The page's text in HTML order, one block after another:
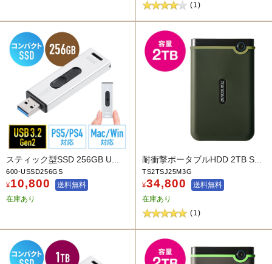
(1)
スティック型SSD 256GB U...
600-USSD256GS
¥10,800
送料無料
在庫あり
耐衝撃ポータブルHDD 2TB S...
TS2TSJ25M3G
¥34,800
送料無料
在庫あり
(1)